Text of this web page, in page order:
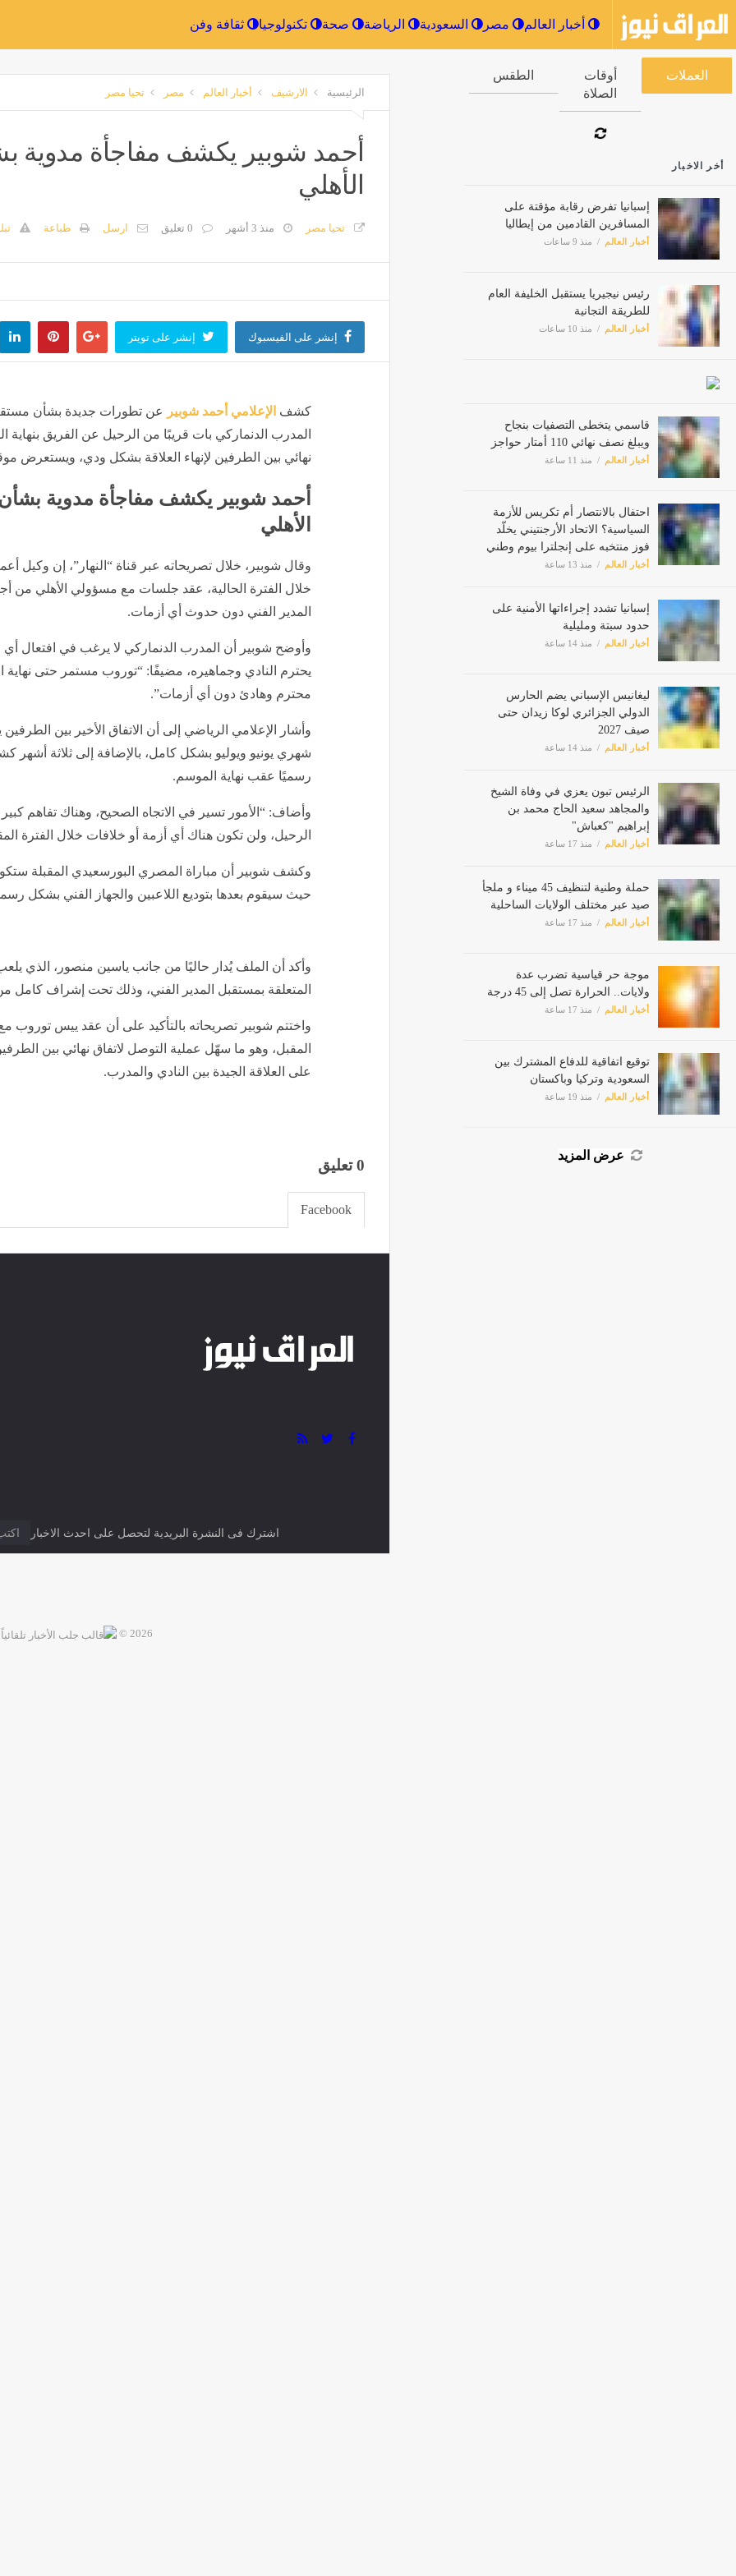
أخبار العالم مصر السعودية الرياضة صحة تكنولوجيا
العملات أوقات الصلاة الطقس
أخر الاخبار
المسافرين القادمين من إيطاليا
أخبار العالم
للطريقة التجانية
أخبار العالم منذ 10 ساعات
ويبلغ نصف نهائي 110 أمتار حواجز
أخبار العالم منذ 11 ساعة
احتفال بالانتصار أم تكريس للأزمة
السياسية؟ الاتحاد الأرجنتيني يخلّد
فوز منتخبه على إنجلترا بيوم وطني
أخبار العالم منذ 13 ساعة
إسبانيا تشدد إجراءاتها الأمنية على
حدود سبتة ومليلية
أخبار العالم منذ 14 ساعة
الدولي الجزائري لوكا زيدان حتى
صيف 2027
أخبار العالم
والمجاهد سعيد الحاج محمد بن
إبراهيم "كعباش"
أخبار العالم منذ 17 ساعة
حملة وطنية لتنظيف 45 ميناء و ملجأ
صيد عبر مختلف الولايات الساحلية
أخبار العالم
ولايات.. الحرارة تصل إلى 45 درجة
أخبار العالم منذ 17 ساعة
السعودية وتركيا وباكستان
أخبار العالم منذ 19 ساعة
عرض المزيد
الرئيسية الارشيف أخبار العالم مصر تحيا مصر
أحمد شوبير يكشف مفاجأة
الأهلي
تحيا مصر منذ 3 أشهر 0 تعليق ارسل طباعة
إنشر على الفيسبوك إنشر على تويتر
كشف الإعلامي أحمد شوبيرعن تطورات جديدة بشأن
المدرب الدنماركي بات قريبًا من الرحيل عن الفريق بنهاية
أحمد شوبير يكشف مفاجأة مدوية
الأهلي
وقال شوبير، خلال تصريحاته عبر قناة “النهار”، إن وكيل
خلال الفترة الحالية، عقد جلسات مع مسؤولي الأهلي من
وأوضح شوبير أن المدرب الدنماركي لا يرغب في افتعال أي
محترم وهادئ دون أي أزمات”.
وأشار الإعلامي الرياضي إلى أن الاتفاق الأخير بين
وكشف شوبير أن مباراة المصري البورسعيدي المقبلة ستكون
واختتم شوبير تصريحاته بالتأكيد على أن عقد ييس توروب مع
Facebook